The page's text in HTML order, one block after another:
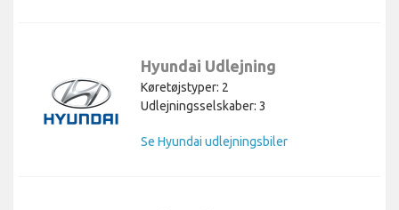
Hyundai Udlejning
Køretøjstyper: 2
Udlejningsselskaber: 3
Se Hyundai udlejningsbiler